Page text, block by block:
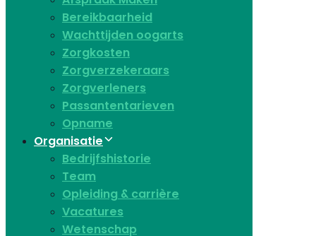
Bereikbaarheid
Wachttijden oogarts
Zorgkosten
Zorgverzekeraars
Zorgverleners
Passantentarieven
Opname
Organisatie
Bedrijfshistorie
Team
Opleiding & carrière
Vacatures
Wetenschap